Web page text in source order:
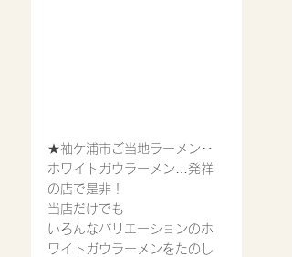
★袖ケ浦市ご当地ラーメン‥
ホワイトガウラーメン…発祥
の店で是非！
当店だけでも
いろんなバリエーションのホ
ワイトガウラーメンをたのし